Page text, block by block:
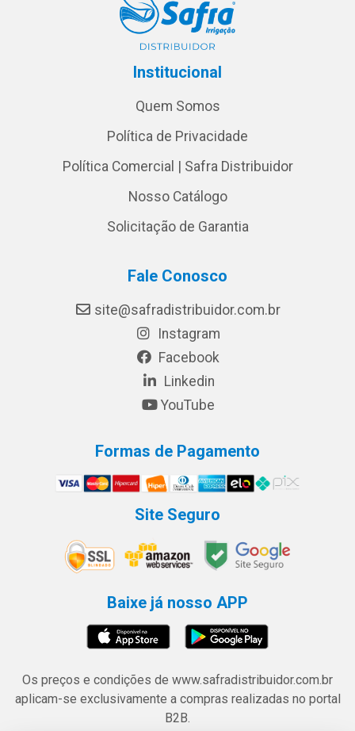
Institucional
Quem Somos
Política de Privacidade
Política Comercial | Safra Distribuidor
Nosso Catálogo
Solicitação de Garantia
Fale Conosco
site@safradistribuidor.com.br
Instagram
Facebook
Linkedin
YouTube
Formas de Pagamento
Site Seguro
Baixe já nosso APP
Os preços e condições de www.safradistribuidor.com.br
aplicam-se exclusivamente a compras realizadas no portal
B2B.